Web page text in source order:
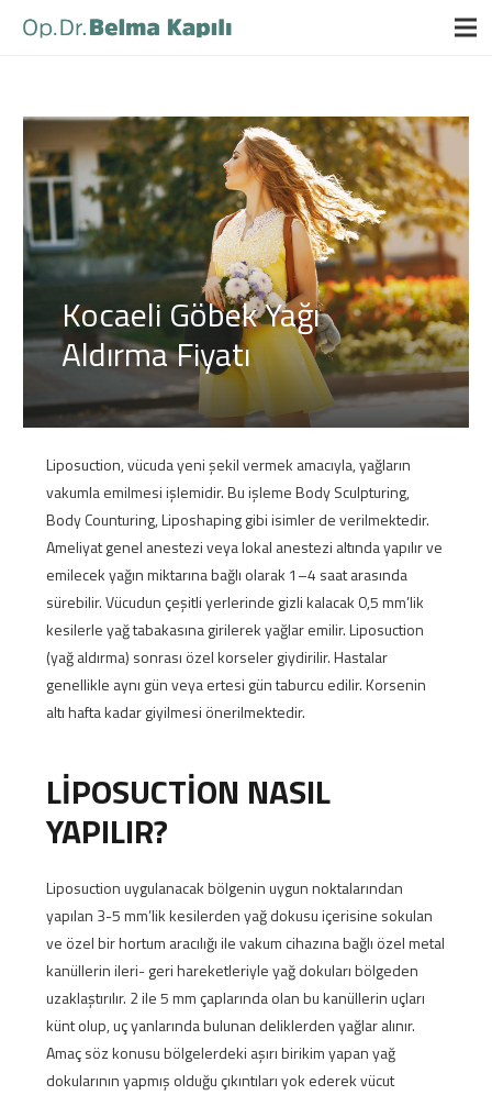
Kocaeli Göbek Yağı
Aldırma Fiyatı
Liposuction, vücuda yeni şekil vermek amacıyla, yağların
vakumla emilmesi işlemidir. Bu işleme Body Sculpturing,
Body Counturing, Liposhaping gibi isimler de verilmektedir.
Ameliyat genel anestezi veya lokal anestezi altında yapılır ve
emilecek yağın miktarına bağlı olarak 1–4 saat arasında
sürebilir. Vücudun çeşitli yerlerinde gizli kalacak 0,5 mm’lik
kesilerle yağ tabakasına girilerek yağlar emilir. Liposuction
(yağ aldırma) sonrası özel korseler giydirilir. Hastalar
genellikle aynı gün veya ertesi gün taburcu edilir. Korsenin
altı hafta kadar giyilmesi önerilmektedir.
LİPOSUCTİON NASIL
YAPILIR?
Liposuction uygulanacak bölgenin uygun noktalarından
yapılan 3-5 mm’lik kesilerden yağ dokusu içerisine sokulan
ve özel bir hortum aracılığı ile vakum cihazına bağlı özel metal
kanüllerin ileri- geri hareketleriyle yağ dokuları bölgeden
uzaklaştırılır. 2 ile 5 mm çaplarında olan bu kanüllerin uçları
künt olup, uç yanlarında bulunan deliklerden yağlar alınır.
Amaç söz konusu bölgelerdeki aşırı birikim yapan yağ
dokularının yapmış olduğu çıkıntıları yok ederek vücut